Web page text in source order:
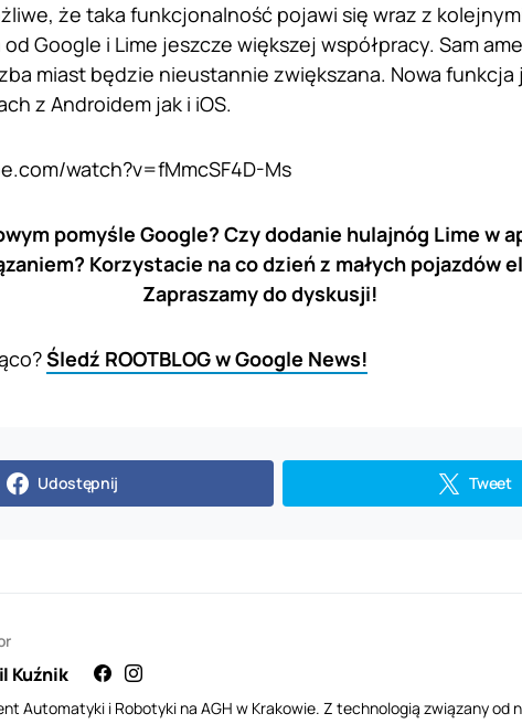
że taka funkcjonalność pojawi się wraz z
Google i Lime jeszcze większej współpracy. Sam
miast będzie nieustannie zwiększana. Nowa
z Androidem jak i iOS.
watch?v=fMmcSF4D-Ms
pomyśle Google? Czy dodanie hulajnóg Lime w
Korzystacie na co dzień z małych pojazdów
Zapraszamy do dyskusji!
Śledź ROOTBLOG w Google News!
Udostępnij Tweet
Kuźnik
Automatyki i Robotyki na AGH w Krakowie. Z technologią związany od